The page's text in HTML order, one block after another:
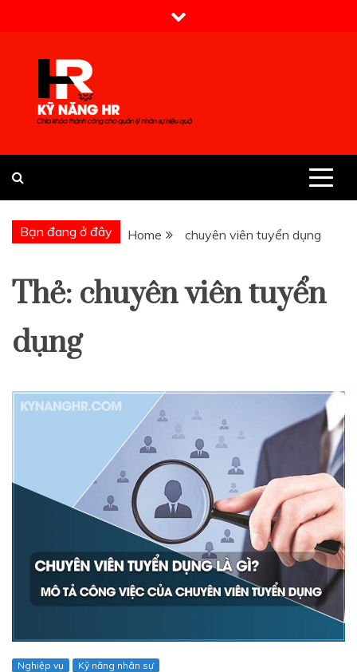
Kỹ Năng HR
Bạn đang ở đây Home chuyên viên tuyển dụng
Thẻ: chuyên viên tuyển
dụng
Nghiệp vụ Kỹ năng nhân sự